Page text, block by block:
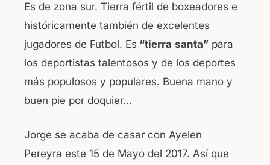
Es de zona sur. Tierra fértil de boxeadores e
históricamente también de excelentes
jugadores de Futbol. Es “tierra santa” para
los deportistas talentosos y de los deportes
más populosos y populares. Buena mano y
buen pie por doquier…
Jorge se acaba de casar con Ayelen
Pereyra este 15 de Mayo del 2017. Así que